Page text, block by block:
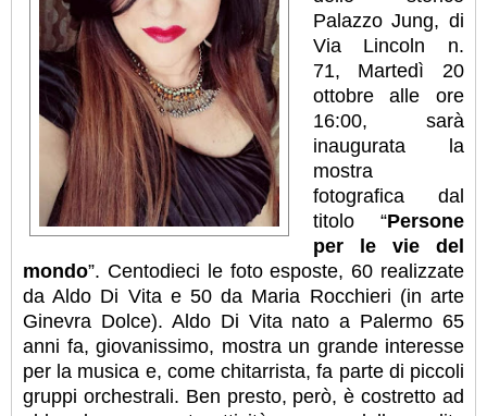
Palazzo Jung, di
Via Lincoln n.
71, Martedì 20
ottobre alle ore
16:00, sarà
inaugurata la
mostra
fotografica dal
titolo “Persone
per le vie del
mondo”. Centodieci le foto esposte, 60 realizzate
da Aldo Di Vita e 50 da Maria Rocchieri (in arte
Ginevra Dolce). Aldo Di Vita nato a Palermo 65
anni fa, giovanissimo, mostra un grande interesse
per la musica e, come chitarrista, fa parte di piccoli
gruppi orchestrali. Ben presto, però, è costretto ad